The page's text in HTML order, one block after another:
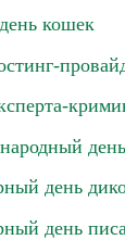
кошек
день
день